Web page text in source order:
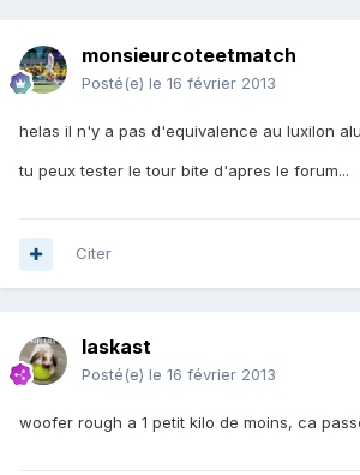
monsieurcoteetmatch
Posté(e) le 16 février 2013
helas il n'y a pas d'equivalence au luxilon
tu peux tester le tour bite d'apres le forum...
Citer
laskast
Posté(e) le 16 février 2013
woofer rough a 1 petit kilo de moins, ca